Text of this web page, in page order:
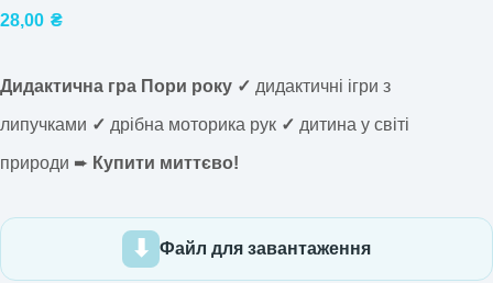
28,00 ₴
Дидактична гра Пори року ✓ дидактичні ігри з
липучками ✓ дрібна моторика рук ✓ дитина у світі
природи ➨ Купити миттєво!
Файл для завантаження